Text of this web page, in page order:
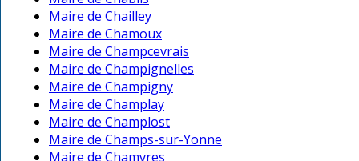
Maire de Chailley
Maire de Chamoux
Maire de Champcevrais
Maire de Champignelles
Maire de Champigny
Maire de Champlay
Maire de Champlost
Maire de Champs-sur-Yonne
Maire de Chamvres